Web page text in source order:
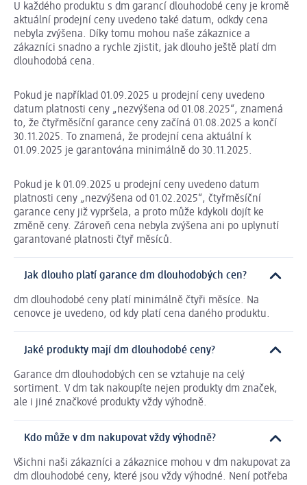
U každého produktu s dm garancí dlouhodobé ceny je kromě
aktuální prodejní ceny uvedeno také datum, odkdy cena
nebyla zvýšena. Díky tomu mohou naše zákaznice a
zákazníci snadno a rychle zjistit, jak dlouho ještě platí dm
dlouhodobá cena.
Pokud je například 01.09.2025 u prodejní ceny uvedeno
datum platnosti ceny „nezvýšena od 01.08.2025“, znamená
to, že čtyřměsíční garance ceny začíná 01.08.2025 a končí
30.11.2025. To znamená, že prodejní cena aktuální k
01.09.2025 je garantována minimálně do 30.11.2025.
Pokud je k 01.09.2025 u prodejní ceny uvedeno datum
platnosti ceny „nezvýšena od 01.02.2025“, čtyřměsíční
garance ceny již vypršela, a proto může kdykoli dojít ke
změně ceny. Zároveň cena nebyla zvýšena ani po uplynutí
garantované platnosti čtyř měsíců.
Jak dlouho platí garance dm dlouhodobých cen?
dm dlouhodobé ceny platí minimálně čtyři měsíce. Na
cenovce je uvedeno, od kdy platí cena daného produktu.
Jaké produkty mají dm dlouhodobé ceny?
Garance dm dlouhodobých cen se vztahuje na celý
sortiment. V dm tak nakoupíte nejen produkty dm značek,
ale i jiné značkové produkty vždy výhodně.
Kdo může v dm nakupovat vždy výhodně?
Všichni naši zákazníci a zákaznice mohou v dm nakupovat za
dm dlouhodobé ceny, které jsou vždy výhodné. Není potřeba